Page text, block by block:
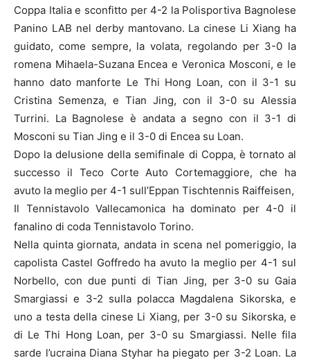
Coppa Italia e sconfitto per 4-2 la Polisportiva Bagnolese
Panino LAB nel derby mantovano. La cinese Li Xiang ha
guidato, come sempre, la volata, regolando per 3-0 la
romena Mihaela-Suzana Encea e Veronica Mosconi, e le
hanno dato manforte Le Thi Hong Loan, con il 3-1 su
Cristina Semenza, e Tian Jing, con il 3-0 su Alessia
Turrini. La Bagnolese è andata a segno con il 3-1 di
Mosconi su Tian Jing e il 3-0 di Encea su Loan.
Dopo la delusione della semifinale di Coppa, è tornato al
successo il Teco Corte Auto Cortemaggiore, che ha
avuto la meglio per 4-1 sull’Eppan Tischtennis Raiffeisen,
Il Tennistavolo Vallecamonica ha dominato per 4-0 il
fanalino di coda Tennistavolo Torino.
Nella quinta giornata, andata in scena nel pomeriggio, la
capolista Castel Goffredo ha avuto la meglio per 4-1 sul
Norbello, con due punti di Tian Jing, per 3-0 su Gaia
Smargiassi e 3-2 sulla polacca Magdalena Sikorska, e
uno a testa della cinese Li Xiang, per 3-0 su Sikorska, e
di Le Thi Hong Loan, per 3-0 su Smargiassi. Nelle fila
sarde l’ucraina Diana Styhar ha piegato per 3-2 Loan. La